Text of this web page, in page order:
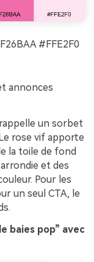
#FFE2F0
annonces
un sorbet
rose vif apporte
la toile de fond
et des
Pour les
un seul CTA, le
baies pop” avec